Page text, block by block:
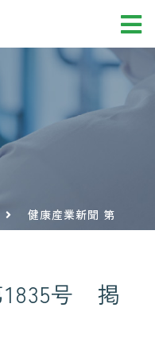
健康産業新聞 第
1835号 掲